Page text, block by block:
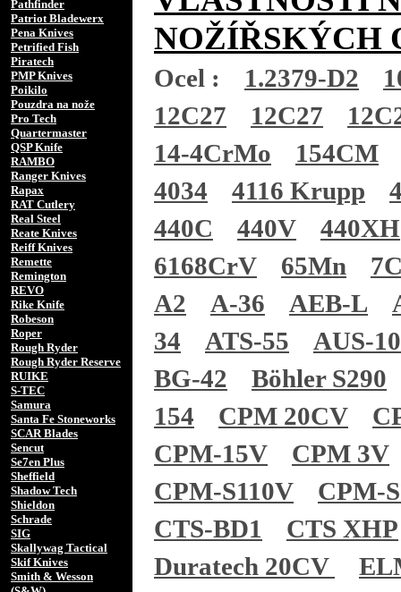
Pathfinder
Patriot Bladewerx
Pena Knives
Petrified Fish
Piratech
PMP Knives
Poikilo
Pouzdra na nože
Pro Tech
Quartermaster
QSP Knife
RAMBO
Ranger Knives
Rapax
RAT Cutlery
Real Steel
Reate Knives
Reiff Knives
Remette
Remington
REVO
Rike Knife
Robeson
Roper
Rough Ryder
Rough Ryder Reserve
RUIKE
S-TEC
Samura
Santa Fe Stoneworks
SCAR Blades
Sencut
Se7en Plus
Sheffield
Shadow Tech
Shieldon
Schrade
SIG
Skallywag Tactical
Skif Knives
Smith & Wesson
NOŽÍŘSKÝCH
Ocel : 1.2379-D2
12C27
12C27
14-4CrMo
154CM
4034
4116 Krupp
440C
440V
440XH
6168CrV
65Mn
A2
A-36 AEB-L
34
ATS-55
AUS-
BG-42
Böhler S290
154
CPM 20CV
CPM-15V
CPM 3V
CPM-S110V
CPM-
CTS-BD1
CTS XHP
Duratech 20CV